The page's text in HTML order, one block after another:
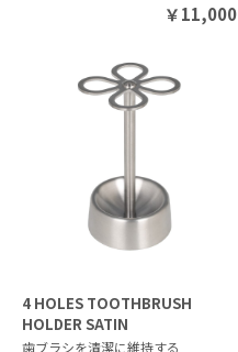
￥11,000
4 HOLES TOOTHBRUSH
HOLDER SATIN
歯ブラシを清潔に維持する